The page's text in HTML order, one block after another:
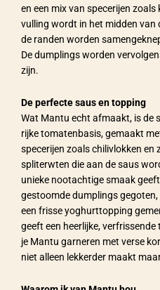
en een mix van specerijen
vulling wordt in het midden van
de randen worden
De dumplings worden
zijn.
De perfecte saus en topping
Wat Mantu echt afmaakt, is de
rijke tomatenbasis, gemaakt
specerijen zoals chilivlokken en
spliterwten die aan de saus
unieke nootachtige smaak
gestoomde dumplings
een frisse yoghurttopping
geeft een heerlijke,
je Mantu garneren met verse
niet alleen lekkerder maakt